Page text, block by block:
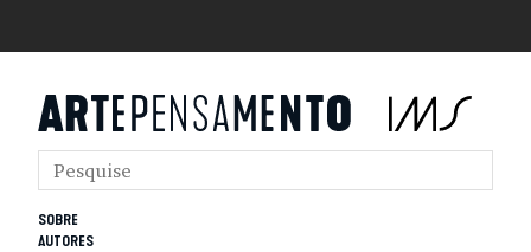
SOBRE
AUTORES